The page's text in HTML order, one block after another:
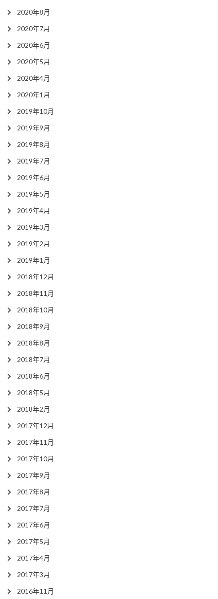
2020年8月
2020年7月
2020年6月
2020年5月
2020年4月
2020年1月
2019年10月
2019年9月
2019年8月
2019年7月
2019年6月
2019年5月
2019年4月
2019年3月
2019年2月
2019年1月
2018年12月
2018年11月
2018年10月
2018年9月
2018年8月
2018年7月
2018年6月
2018年5月
2018年2月
2017年12月
2017年11月
2017年10月
2017年9月
2017年8月
2017年7月
2017年6月
2017年5月
2017年4月
2017年3月
2016年11月